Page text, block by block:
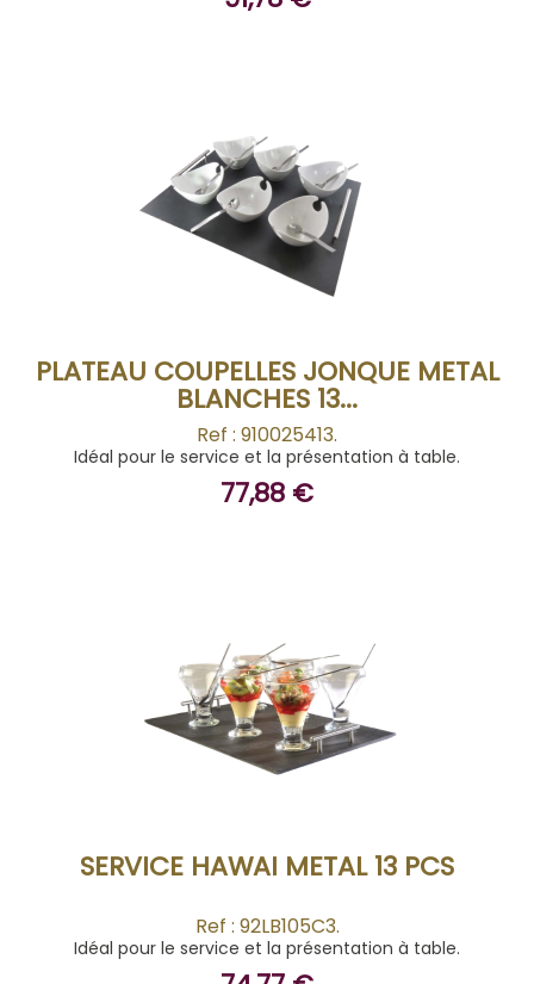
ACHETER
PLATEAU COUPELLES JONQUE METAL
BLANCHES 13...
Ref : 910025413.
Idéal pour le service et la présentation à table.
77,88 €
ACHETER
SERVICE HAWAI METAL 13 PCS
Ref : 92LB105C3.
Idéal pour le service et la présentation à table.